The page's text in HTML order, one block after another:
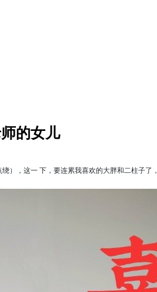
的女儿
），这一 下，要连累我喜欢的大胖和二柱子了，